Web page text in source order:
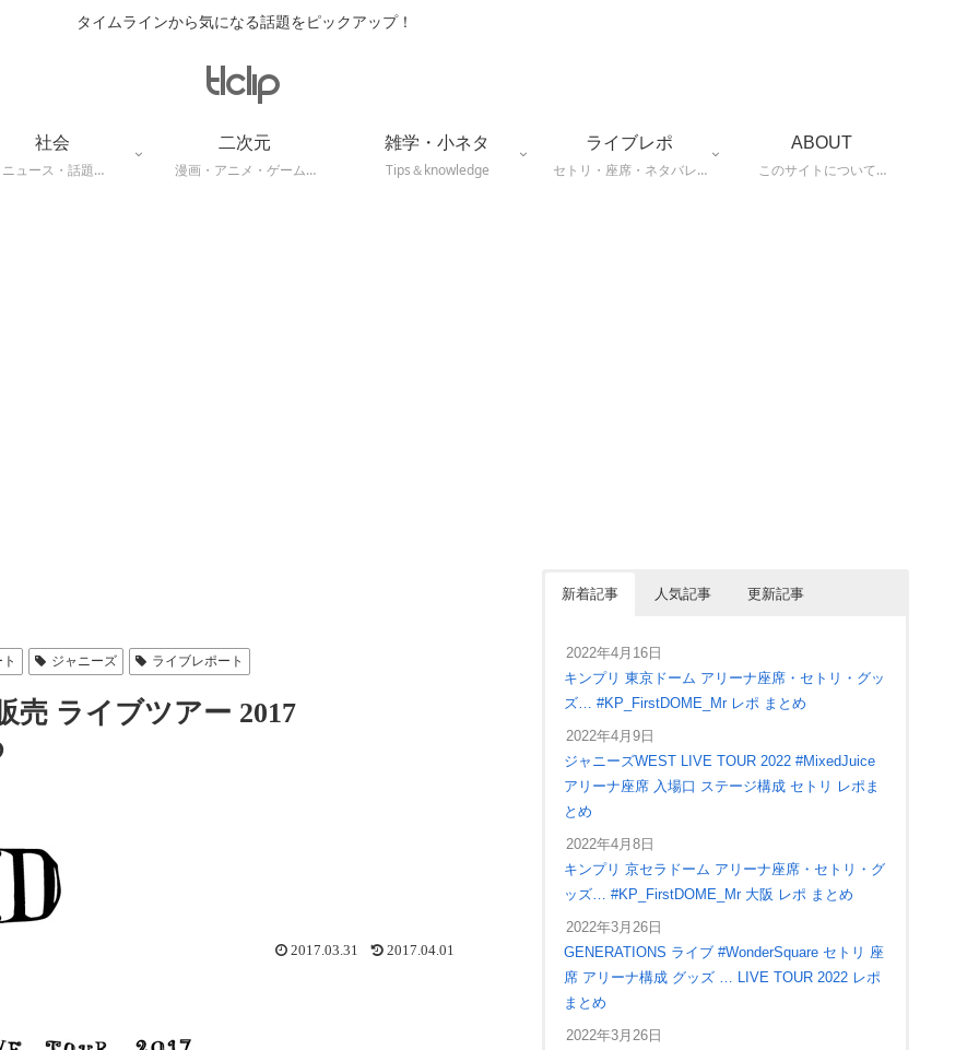
タイムラインから気になる話題をピックアップ！
社会
ニュース・話題…
二次元
漫画・アニメ・ゲーム…
雑学・小ネタ
Tips＆knowledge
ライブレポ
セトリ・座席・ネタバレ…
ABOUT
このサイトについて…
ジャニーズ ライブレポート
売 ライブツアー 2017
2017.03.31 2017.04.01
新着記事 人気記事 更新記事
2022年4月16日
キンプリ 東京ドーム アリーナ座席・セトリ・グッ
ズ… #KP_FirstDOME_Mr レポ まとめ
2022年4月9日
ジャニーズWEST LIVE TOUR 2022 #MixedJuice
アリーナ座席 入場口 ステージ構成 セトリ レポま
とめ
2022年4月8日
キンプリ 京セラドーム アリーナ座席・セトリ・グ
ッズ… #KP_FirstDOME_Mr 大阪 レポ まとめ
2022年3月26日
GENERATIONS ライブ #WonderSquare セトリ 座
席 アリーナ構成 グッズ … LIVE TOUR 2022 レポ
まとめ
2022年3月26日